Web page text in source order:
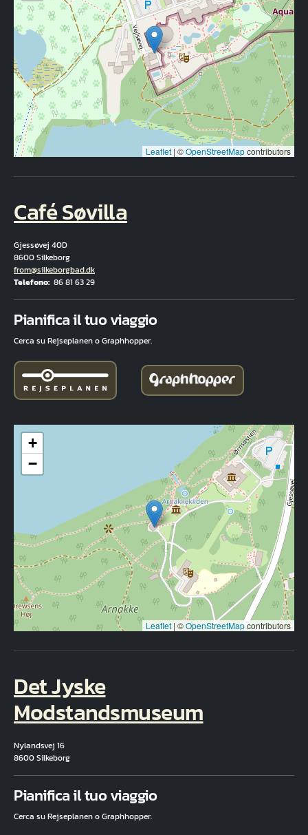
Leaflet | ©OpenStreetMapcontributors
Café Søvilla
Gjessøvej 40D
8600 Silkeborg
E-mail
from@silkeborgbad.dk
Telefono 86 81 63 29
Pianifica il tuo viaggio
Cerca su Rejseplanen o Graphhopper.
+
−
Leaflet | ©OpenStreetMapcontributors
Det Jyske
Modstandsmuseum
Nylandsvej 16
8600 Silkeborg
Pianifica il tuo viaggio
Cerca su Rejseplanen o Graphhopper.